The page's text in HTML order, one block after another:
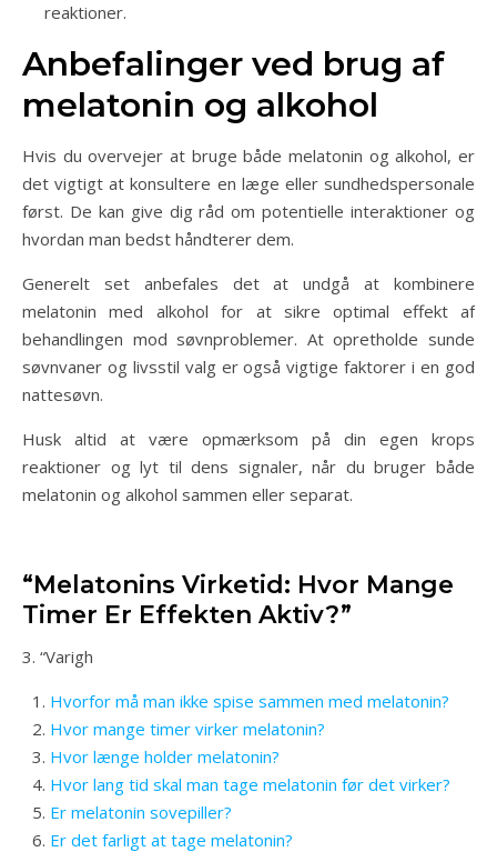
reaktioner.
Anbefalinger ved brug af
melatonin og alkohol
Hvis du overvejer at bruge både melatonin og alkohol, er
det vigtigt at konsultere en læge eller sundhedspersonale
først. De kan give dig råd om potentielle interaktioner og
hvordan man bedst håndterer dem.
Generelt set anbefales det at undgå at kombinere
melatonin med alkohol for at sikre optimal effekt af
behandlingen mod søvnproblemer. At opretholde sunde
søvnvaner og livsstil valg er også vigtige faktorer i en god
nattesøvn.
Husk altid at være opmærksom på din egen krops
reaktioner og lyt til dens signaler, når du bruger både
melatonin og alkohol sammen eller separat.
“Melatonins Virketid: Hvor Mange
Timer Er Effekten Aktiv?”
3. “Varigh
Hvorfor må man ikke spise sammen med melatonin?
Hvor mange timer virker melatonin?
Hvor længe holder melatonin?
Hvor lang tid skal man tage melatonin før det virker?
Er melatonin sovepiller?
Er det farligt at tage melatonin?